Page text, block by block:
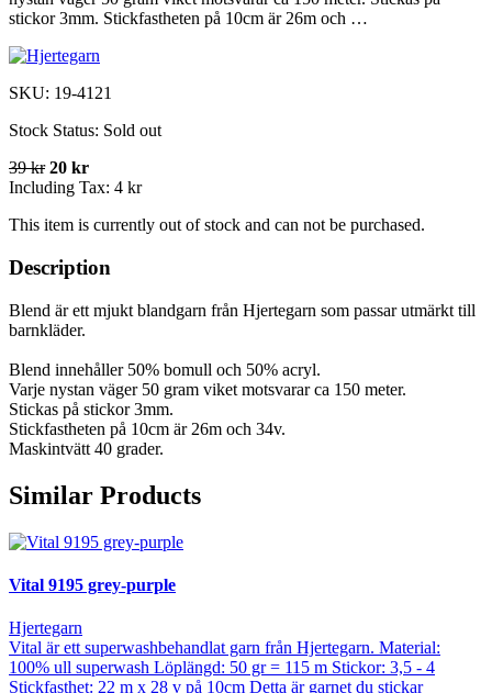
stickor 3mm. Stickfastheten på 10cm är 26m och …
SKU: 19-4121
Stock Status: Sold out
39 kr 20 kr
Including Tax: 4 kr
This item is currently out of stock and can not be purchased.
Description
Blend är ett mjukt blandgarn från Hjertegarn som passar utmärkt till
barnkläder.
Blend innehåller 50% bomull och 50% acryl.
Varje nystan väger 50 gram viket motsvarar ca 150 meter.
Stickas på stickor 3mm.
Stickfastheten på 10cm är 26m och 34v.
Maskintvätt 40 grader.
Similar Products
Vital 9195 grey-purple
Hjertegarn
Vital är ett superwashbehandlat garn från Hjertegarn. Material:
100% ull superwash Löplängd: 50 gr = 115 m Stickor: 3,5 - 4
Stickfasthet: 22 m x 28 v på 10cm Detta är garnet du stickar